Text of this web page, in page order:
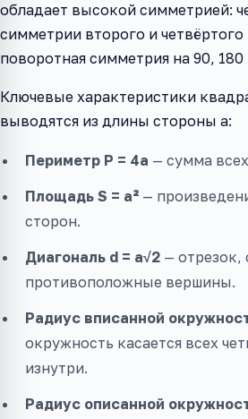
обладает высокой симметрией:
симметрии второго и четвёртого
поворотная симметрия на 90, 180
Ключевые характеристики
выводятся из длины стороны a:
Периметр P = 4a — сумма
Площадь S = a² —
сторон.
Диагональ d = a√2 —
противоположные вершины.
Радиус вписанной
окружность касается всех
изнутри.
Радиус описанной